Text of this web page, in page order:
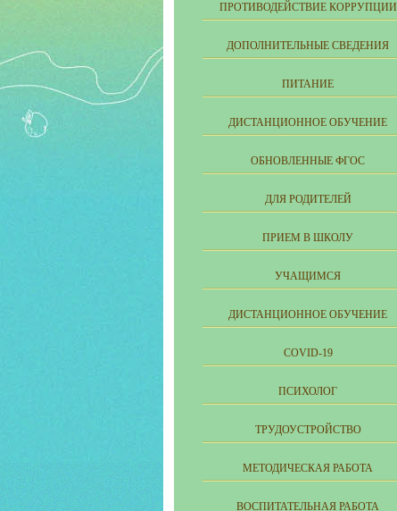
ПРОТИВОДЕЙСТВИЕ КОРРУПЦИИ
ДОПОЛНИТЕЛЬНЫЕ СВЕДЕНИЯ
ПИТАНИЕ
ДИСТАНЦИОННОЕ ОБУЧЕНИЕ
ОБНОВЛЕННЫЕ ФГОС
ДЛЯ РОДИТЕЛЕЙ
ПРИЕМ В ШКОЛУ
УЧАЩИМСЯ
ДИСТАНЦИОННОЕ ОБУЧЕНИЕ
COVID-19
ПСИХОЛОГ
ТРУДОУСТРОЙСТВО
МЕТОДИЧЕСКАЯ РАБОТА
ВОСПИТАТЕЛЬНАЯ РАБОТА